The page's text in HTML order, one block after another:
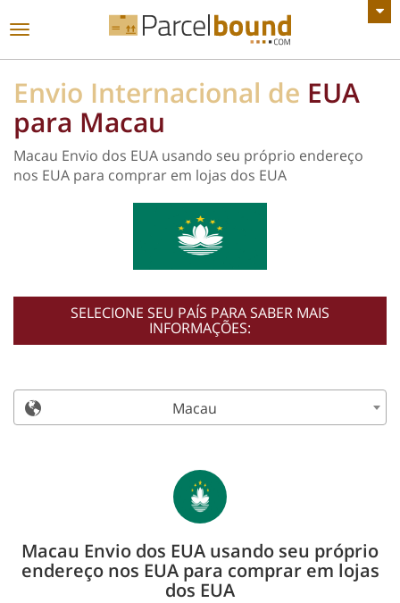
VER TODOS OS ANÚNCIOS
Alternar
Envio Internacional de EUA
para Macau
Macau Envio dos EUA usando seu próprio endereço
nos EUA para comprar em lojas dos EUA
SELECIONE SEU PAÍS PARA SABER MAIS
INFORMAÇÕES:
Macau
Macau Envio dos EUA usando seu próprio
endereço nos EUA para comprar em lojas
dos EUA